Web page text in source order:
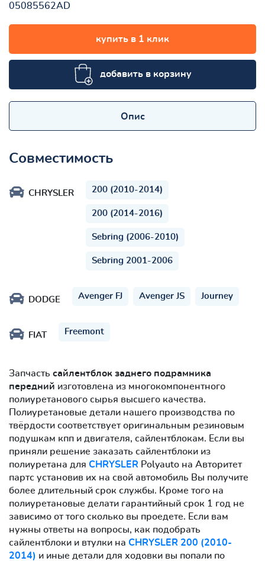
05085562AD
купить в 1 клик
добавить в корзину
Опис
Совместимость
CHRYSLER 200 (2010-2014)
200 (2014-2016)
Sebring (2006-2010)
Sebring 2001-2006
DODGE Avenger FJ Avenger JS Journey
FIAT Freemont
Запчасть сайлентблок заднего подрамника
передний изготовлена из многокомпонентного
полиуретанового сырья высшего качества.
Полиуретановые детали нашего производства по
твёрдости соответствует оригинальным резиновым
подушкам кпп и двигателя, сайлентблокам. Если вы
приняли решение заказать сайлентблоки из
полиуретана для CHRYSLER Polyauto на Авторитет
партс установив их на свой автомобиль Вы получите
более длительный срок службы. Кроме того на
полиуретановые делати гарантийный срок 1 год не
зависимо от того сколько вы проедете. Если вам
нужны ответы на вопросы, как подобрать
сайлентблоки и втулки на CHRYSLER 200 (2010-
2014) и иные детали для ходовки вы попали по